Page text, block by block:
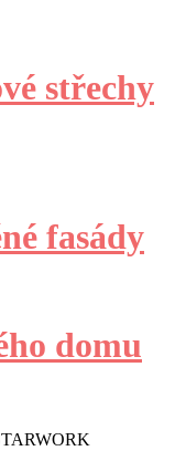
střechy
fasády
domu